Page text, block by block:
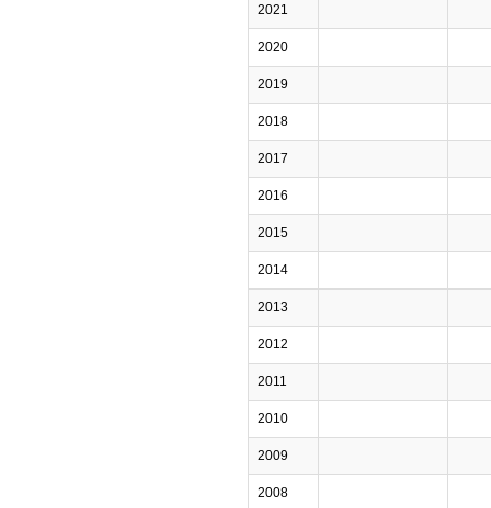
2021
2020
2019
2018
2017
2016
2015
2014
2013
2012
2011
2010
2009
2008